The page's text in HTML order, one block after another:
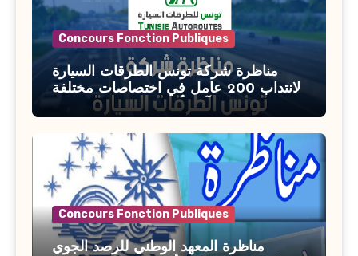
Concours Fonction Publiques
مناظرة شركة تونس الطرقات السيارة
لانتداب 200 عامل في اختصاصات مختلفة
آخر أجل : 21 جويلية 2026
Concours Fonction Publiques
مناظرة المعهد الوطني للرصد الجوي